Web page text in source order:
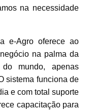
na necessidade
e-Agro oferece ao
na palma da
mundo, apenas
sistema funciona de
e com total suporte
capacitação para